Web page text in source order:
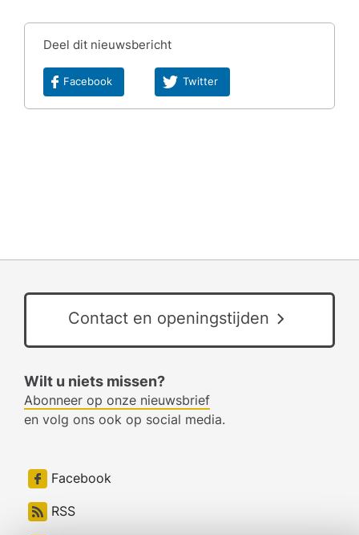
Deel dit nieuwsbericht
Facebook Twitter
Contact en openingstijden
Wilt u niets missen?
Abonneer op onze nieuwsbrief
en volg ons ook op social media.
Facebook
RSS